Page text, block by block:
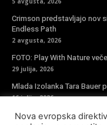
Crimson predstavljajo nov
Endless Path
2 avgusta, 2026
FOTO: Play With Nature
29 julija, 2026
Mlada Izolanka Tara
16 julija, 2026
Nova evropska